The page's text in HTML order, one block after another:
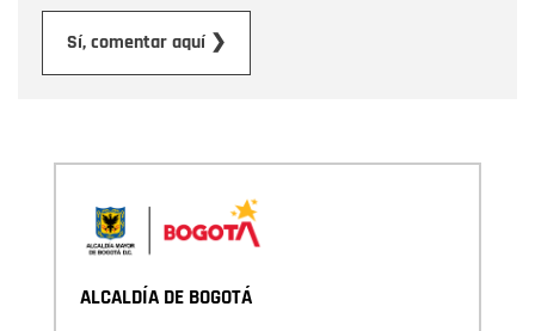
Sí, comentar aquí ❯
ALCALDÍA DE BOGOTÁ